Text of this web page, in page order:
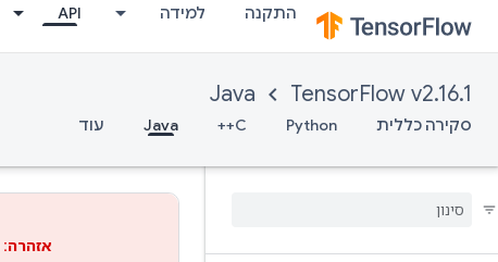
התקנה למידה API
TensorFlow v2.16.1
Java
סקירה כללית Python
C++
Java עוד
אזהרה: